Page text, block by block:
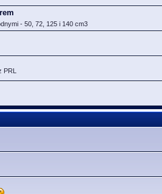
- 50, 72, 125 i 140 cm3
PRL